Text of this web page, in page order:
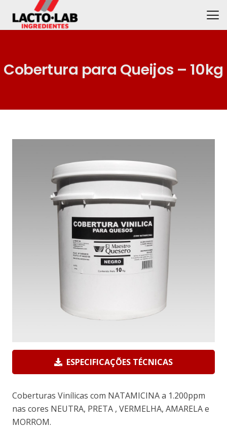
Cobertura para Queijos – 10kg
ESPECIFICAÇÕES TÉCNICAS
Coberturas Vinílicas com NATAMICINA a 1.200ppm
nas cores NEUTRA, PRETA , VERMELHA, AMARELA e
MORROM.